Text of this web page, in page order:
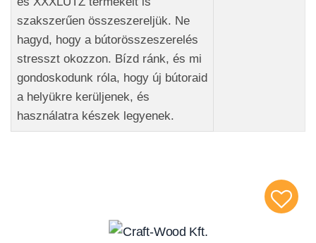
szakszerűen összeszereljük. Ne
hagyd, hogy a bútorösszeszerelés
stresszt okozzon. Bízd ránk, és mi
gondoskodunk róla, hogy új bútoraid
a helyükre kerüljenek, és
használatra készek legyenek.